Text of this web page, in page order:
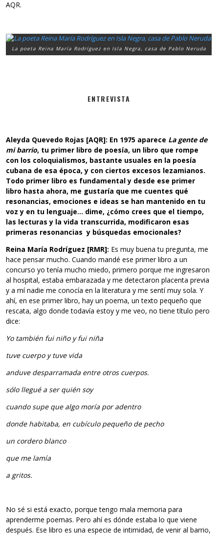
AQR.
La poeta Reina María Rodríguez en Isla Negra, casa de Pablo Neruda
ENTREVISTA
Aleyda Quevedo Rojas [AQR]: En 1975 aparece La gente de
mi barrio, tu primer libro de poesía, un libro que rompe
con los coloquialismos, bastante usuales en la poesía
cubana de esa época, y con ciertos excesos lezamianos.
Todo primer libro es fundamental y desde ese primer
libro hasta ahora, me gustaría que me cuentes qué
resonancias, emociones e ideas se han mantenido en tu
voz y en tu lenguaje… dime, ¿cómo crees que el tiempo,
las lecturas y la vida transcurrida, modificaron esas
primeras resonancias y búsquedas emocionales?
Reina María Rodríguez [RMR]: Es muy buena tu pregunta, me
hace pensar mucho. Cuando mandé ese primer libro a un
concurso yo tenía mucho miedo, primero porque me ingresaron
al hospital, estaba embarazada y me detectaron placenta previa
y a mí nadie me conocía en la literatura y me sentí muy sola. Y
ahí, en ese primer libro, hay un poema, un texto pequeño que
rescata, algo donde todavía estoy y me veo, no tiene título pero
dice:
Yo también fui niño y fui niña
tuve cuerpo y tuve vida
anduve desparramada entre otros cuerpos.
sólo llegué a ser quién soy
cuando supe que algo moría por adentro
donde habitaba, en cubículo pequeño de pecho
un cordero blanco
que me lamía
a gritos.
No sé si está exacto, porque tengo mala memoria para
aprenderme poemas. Pero ahí es dónde estaba lo que viene
después. Ese libro es una especie de intimidad, de venir al barrio,